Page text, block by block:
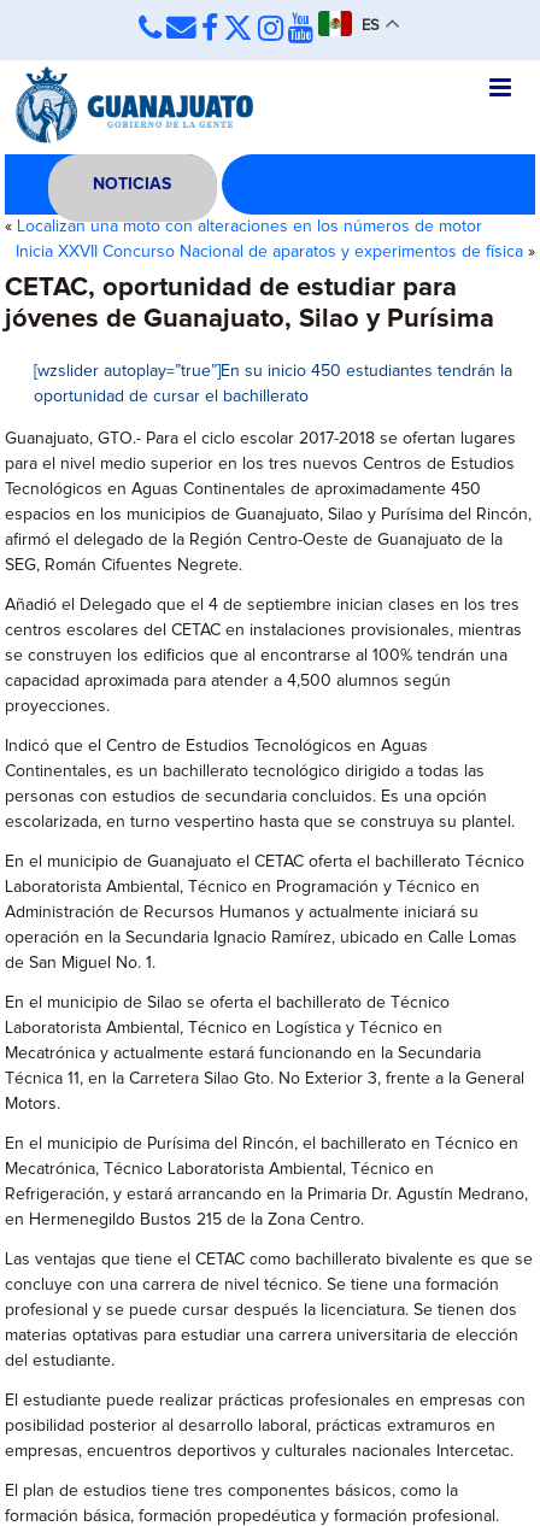
ES
NOTICIAS
« Localizan una moto con alteraciones en los números de motor
Inicia XXVII Concurso Nacional de aparatos y experimentos de física»
CETAC, oportunidad de estudiar para
jóvenes de Guanajuato, Silao y Purísima
[wzslider autoplay=”true”]En su inicio 450 estudiantes tendrán la
oportunidad de cursar el bachillerato
Guanajuato, GTO.- Para el ciclo escolar 2017-2018 se ofertan lugares
para el nivel medio superior en los tres nuevos Centros de Estudios
Tecnológicos en Aguas Continentales de aproximadamente 450
espacios en los municipios de Guanajuato, Silao y Purísima del Rincón,
afirmó el delegado de la Región Centro-Oeste de Guanajuato de la
SEG, Román Cifuentes Negrete.
Añadió el Delegado que el 4 de septiembre inician clases en los tres
centros escolares del CETAC en instalaciones provisionales, mientras
se construyen los edificios que al encontrarse al 100% tendrán una
capacidad aproximada para atender a 4,500 alumnos según
proyecciones.
Indicó que el Centro de Estudios Tecnológicos en Aguas
Continentales, es un bachillerato tecnológico dirigido a todas las
personas con estudios de secundaria concluidos. Es una opción
escolarizada, en turno vespertino hasta que se construya su plantel.
En el municipio de Guanajuato el CETAC oferta el bachillerato Técnico
Laboratorista Ambiental, Técnico en Programación y Técnico en
Administración de Recursos Humanos y actualmente iniciará su
operación en la Secundaria Ignacio Ramírez, ubicado en Calle Lomas
de San Miguel No. 1.
En el municipio de Silao se oferta el bachillerato de Técnico
Laboratorista Ambiental, Técnico en Logística y Técnico en
Mecatrónica y actualmente estará funcionando en la Secundaria
Técnica 11, en la Carretera Silao Gto. No Exterior 3, frente a la General
Motors.
En el municipio de Purísima del Rincón, el bachillerato en Técnico en
Mecatrónica, Técnico Laboratorista Ambiental, Técnico en
Refrigeración, y estará arrancando en la Primaria Dr. Agustín Medrano,
en Hermenegildo Bustos 215 de la Zona Centro.
Las ventajas que tiene el CETAC como bachillerato bivalente es que se
concluye con una carrera de nivel técnico. Se tiene una formación
profesional y se puede cursar después la licenciatura. Se tienen dos
materias optativas para estudiar una carrera universitaria de elección
del estudiante.
El estudiante puede realizar prácticas profesionales en empresas con
posibilidad posterior al desarrollo laboral, prácticas extramuros en
empresas, encuentros deportivos y culturales nacionales Intercetac.
El plan de estudios tiene tres componentes básicos, como la
formación básica, formación propedéutica y formación profesional.